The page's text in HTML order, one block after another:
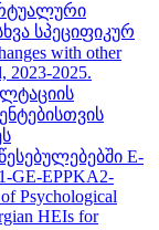
სპეციფიკურ
with other
2023-2025.
E-
GE-EPPKA2-
Psychological
HEIs for